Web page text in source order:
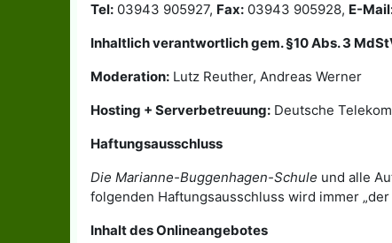
Tel: 03943 905927, Fax: 03943 905928, E-
Inhaltlich verantwortlich gem. §10 Abs. 3
Moderation: Lutz Reuther, Andreas Werner
Hosting + Serverbetreuung: Deutsche
Haftungsausschluss
Die Marianne-Buggenhagen-Schule und alle
folgenden Haftungsausschluss wird immer
Inhalt des Onlineangebotes